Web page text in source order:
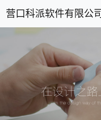
营口科派软件有限公司